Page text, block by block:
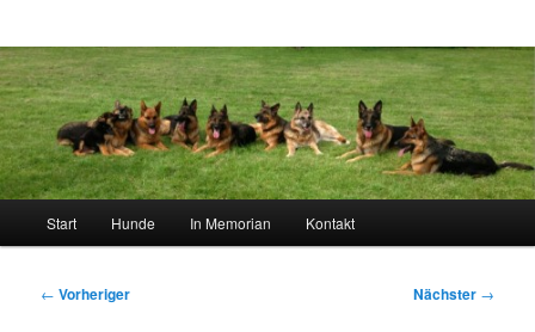
Start Hunde In Memorian Kontakt
Beitragsnavigation
← Vorheriger Nächster →